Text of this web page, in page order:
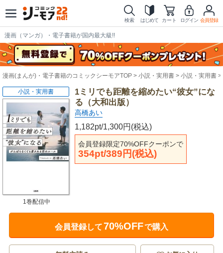
検索 はじめて カート ログイン 会員登録
漫画（マンガ）・電子書籍が国内最大級!!
漫画(まんが)・電子書籍のコミックシーモアTOP 小説・実用書 小説・実用書
1ミリでも距離を縮めたい“彼女”にな
る（大和出版）
高橋あい
1,182pt/1,300円(税込)
会員登録限定70%OFFクーポンで
354pt/389円(税込)
小説・実用書
1巻配信中
会員登録して70%OFFで購入